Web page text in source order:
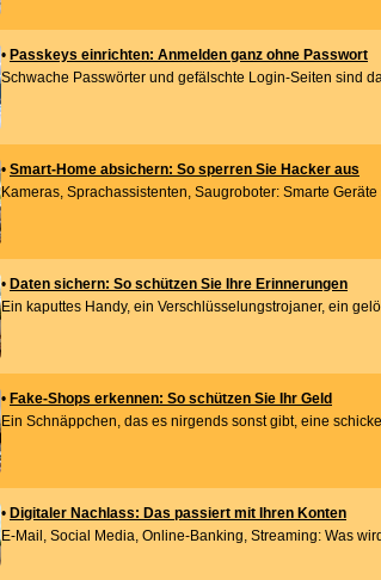
• Passkeys einrichten: Anmelden ganz ohne Passwort
Schwache Passwörter und gefälschte Login-Seiten sind
• Smart-Home absichern: So sperren Sie Hacker aus
Kameras, Sprachassistenten, Saugroboter: Smarte
• Daten sichern: So schützen Sie Ihre Erinnerungen
Ein kaputtes Handy, ein Verschlüsselungstrojaner, ein
• Fake-Shops erkennen: So schützen Sie Ihr Geld
Ein Schnäppchen, das es nirgends sonst gibt, eine
• Digitaler Nachlass: Das passiert mit Ihren Konten
E-Mail, Social Media, Online-Banking, Streaming: Was